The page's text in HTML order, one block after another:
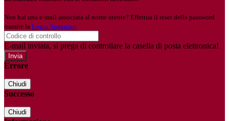
Non hai una e-mail associata al nome utente? Effettua il reset della password
tramite la Login Spaggiari
E-mail inviata, si prega di controllare la casella di posta elettronica!
Errore
Chiudi
Successo
Chiudi